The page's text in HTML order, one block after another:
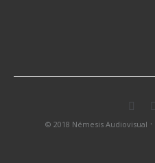
© 2018 Némesis Audiovisual ·